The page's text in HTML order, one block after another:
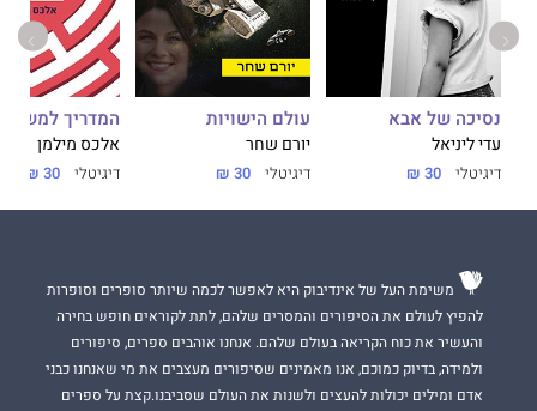
נסיכה של אבא
עדי ליניאל
דיגיטלי 30 ₪
עולם הישויות
יורם שחר
דיגיטלי 30 ₪
המדריך
אלכס מילמן
דיגיטלי 30 ₪
משימת העל של אינדיבוק היא לאפשר לכמה שיותר סופרים וסופרות
להפיץ לעולם את הסיפורים והמסרים שלהם, לתת לקוראים חופש בחירה
והעשיר את כוח הקריאה בעולם שלהם. אנחנו אוהבים ספרים, סיפורים
ולמידה, בדיוק כמוכם, אנו מאמינים שסיפורים מעצבים את מי שאנחנו כבני
אדם ומילים יכולות להעצים ולשנות את העולם שסביבנו.קצת על ספרים